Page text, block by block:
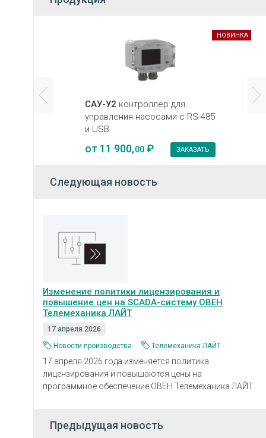
САУ-У2 контроллер для
управления насосами с RS-485
и USB
от 11 900,00₽ ЗАКАЗАТЬ
НОВИНКА
Следующая новость
Изменение политики лицензирования и
повышение цен на SCADA-систему ОВЕН
Телемеханика ЛАЙТ
17 апреля 2026
Новости производства
Телемеханика ЛАЙТ
17 апреля 2026 года изменяется политика
лицензирования и повышаются цены на
программное обеспечение ОВЕН Телемеханика ЛАЙТ.
Предыдущая новость